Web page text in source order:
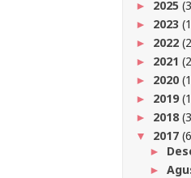
► 2025
► 2023
► 2022
► 2021
► 2020
► 2019
► 2018
▼ 2017
►
►